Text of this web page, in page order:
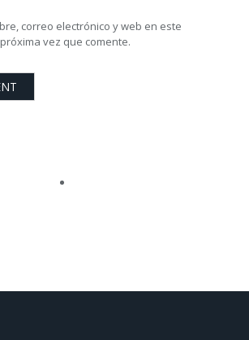
correo electrónico y web en este
vez que comente.